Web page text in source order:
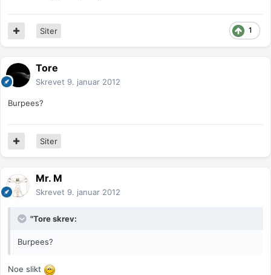
1
Siter
Tore
Skrevet 9. januar 2012
Burpees?
Siter
Mr. M
Skrevet 9. januar 2012
"Tore skrev:
Burpees?
Noe slikt